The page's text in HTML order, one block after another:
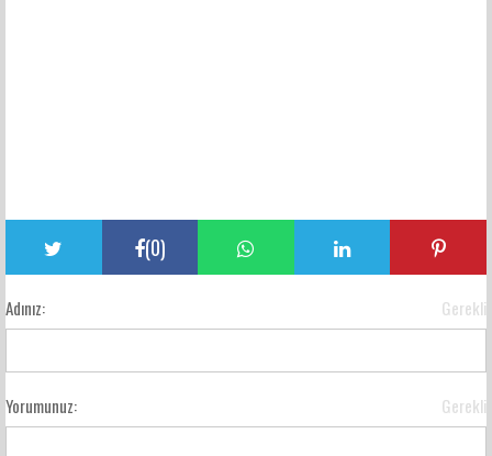
(0)
Adınız: Gerekli
Yorumunuz: Gerekli